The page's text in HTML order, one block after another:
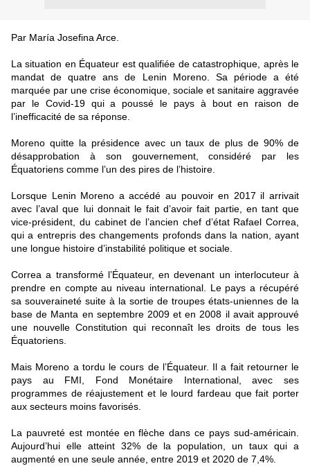
Par María Josefina Arce.
La situation en Équateur est qualifiée de catastrophique, après le
mandat de quatre ans de Lenin Moreno. Sa période a été
marquée par une crise économique, sociale et sanitaire aggravée
par le Covid-19 qui a poussé le pays à bout en raison de
l’inefficacité de sa réponse.
Moreno quitte la présidence avec un taux de plus de 90% de
désapprobation à son gouvernement, considéré par les
Équatoriens comme l’un des pires de l’histoire.
Lorsque Lenin Moreno a accédé au pouvoir en 2017 il arrivait
avec l’aval que lui donnait le fait d’avoir fait partie, en tant que
vice-président, du cabinet de l’ancien chef d’état Rafael Correa,
qui a entrepris des changements profonds dans la nation, ayant
une longue histoire d’instabilité politique et sociale.
Correa a transformé l’Équateur, en devenant un interlocuteur à
prendre en compte au niveau international. Le pays a récupéré
sa souveraineté suite à la sortie de troupes états-uniennes de la
base de Manta en septembre 2009 et en 2008 il avait approuvé
une nouvelle Constitution qui reconnaît les droits de tous les
Équatoriens.
Mais Moreno a tordu le cours de l’Équateur. Il a fait retourner le
pays au FMI, Fond Monétaire International, avec ses
programmes de réajustement et le lourd fardeau que fait porter
aux secteurs moins favorisés.
La pauvreté est montée en flèche dans ce pays sud-américain.
Aujourd’hui elle atteint 32% de la population, un taux qui a
augmenté en une seule année, entre 2019 et 2020 de 7,4%.